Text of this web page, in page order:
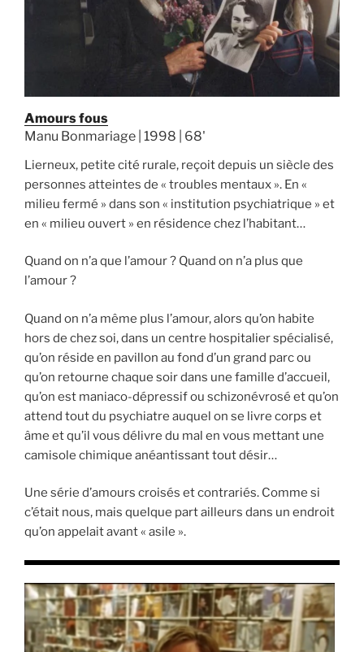
Amours fous
Manu Bonmariage | 1998 | 68'
Lierneux, petite cité rurale, reçoit depuis un siècle des
personnes atteintes de « troubles mentaux ». En «
milieu fermé » dans son « institution psychiatrique » et
en « milieu ouvert » en résidence chez l’habitant…
Quand on n’a que l’amour ? Quand on n’a plus que
l’amour ?
Quand on n’a même plus l’amour, alors qu’on habite
hors de chez soi, dans un centre hospitalier spécialisé,
qu’on réside en pavillon au fond d’un grand parc ou
qu’on retourne chaque soir dans une famille d’accueil,
qu’on est maniaco-dépressif ou schizonévrosé et qu’on
attend tout du psychiatre auquel on se livre corps et
âme et qu’il vous délivre du mal en vous mettant une
camisole chimique anéantissant tout désir…
Une série d’amours croisés et contrariés. Comme si
c’était nous, mais quelque part ailleurs dans un endroit
qu’on appelait avant « asile ».